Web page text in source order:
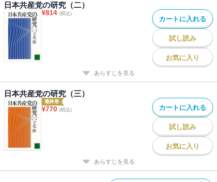
日本共産党の研究（二）
¥814 (税込)
カートに入れる
試し読み
お気に入り
あらすじを見る
日本共産党の研究（三）
最終巻
¥770 (税込) カートに入れる
試し読み
お気に入り
あらすじを見る